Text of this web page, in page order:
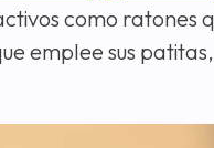
como ratones
emplee sus